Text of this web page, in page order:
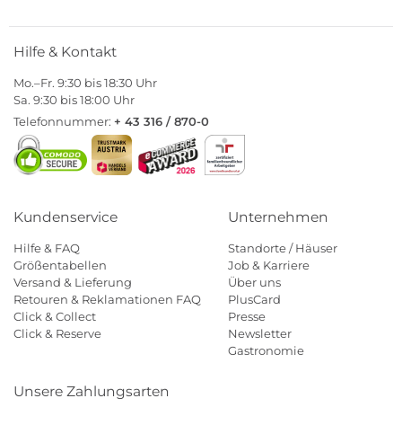
Hilfe & Kontakt
Mo.–Fr. 9:30 bis 18:30 Uhr
Sa. 9:30 bis 18:00 Uhr
Telefonnummer: + 43 316 / 870-0
Kundenservice
Hilfe & FAQ
Größentabellen
Versand & Lieferung
Retouren & Reklamationen FAQ
Click & Collect
Click & Reserve
Unternehmen
Standorte / Häuser
Job & Karriere
Über uns
PlusCard
Presse
Newsletter
Gastronomie
Unsere Zahlungsarten